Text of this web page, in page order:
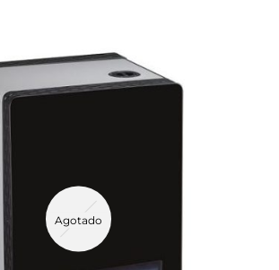
Agotado